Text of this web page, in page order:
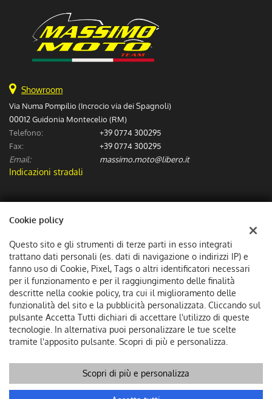
Showroom
Via Numa Pompilio (Incrocio via dei Spagnoli)
00012 Guidonia Montecelio (RM)
Telefono:
+39 0774 300295
Fax:
+39 0774 300295
Email:
massimo.moto@libero.it
Indicazioni stradali
Dati fiscali:
Massimo Moto Sas
Via Numa Pompilio (Incrocio via dei Spagnoli), Guidonia Montecelio
C.F/P.IVA: 06307601002
Registro delle imprese:RM
Copyright © 2026 GestionaleAuto.com S.r.l., Tutti i diritti
riservati -Leggi l'informativa sulla privacy-Cookie Policy
Cookie policy
Questo sito e gli strumenti di terze parti in esso integrati
trattano dati personali (es. dati di navigazione o indirizzi IP) e
fanno uso di Cookie, Pixel, Tags o altri identificatori necessari
per il funzionamento e per il raggiungimento delle finalità
descritte nella cookie policy, tra cui il miglioramento delle
funzionalità del sito e la pubblicità personalizzata. Cliccando sul
pulsante Accetta Tutti dichiari di accettare l'utilizzo di queste
tecnologie. In alternativa puoi personalizzare le tue scelte
tramite l'apposito pulsante. Scopri di più e personalizza.
Scopri di più e personalizza